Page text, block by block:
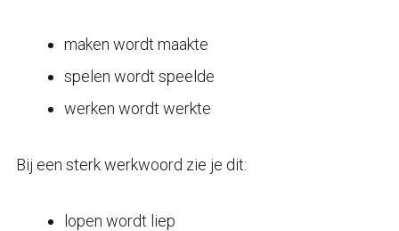
maken wordt maakte
spelen wordt speelde
werken wordt werkte
Bij een sterk werkwoord zie je dit:
lopen wordt liep